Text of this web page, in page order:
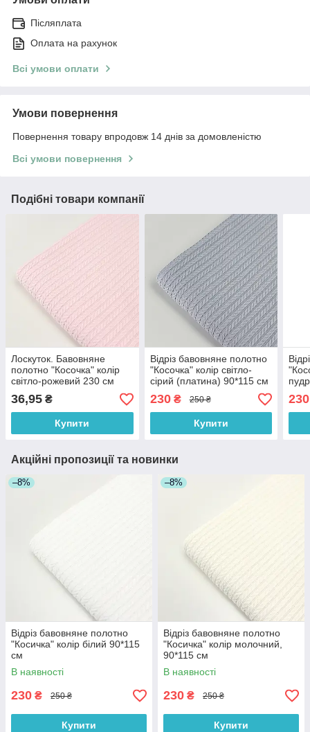
Післяплата
Оплата на рахунок
Всі умови оплати
Умови повернення
Повернення товару впродовж 14 днів за домовленістю
Всі умови повернення
Подібні товари компанії
Лоскуток. Бавовняне
полотно "Косочка" колір
світло-рожевий 230 см
ширина No QRG-09,
18*122 см
36,95 ₴
Купити
Відріз бавовняне полотно
"Косочка" колір світло-
сірий (платина) 90*115 см
230₴ 250 ₴
Купити
230
Акційні пропозиції та новинки
–8%
Відріз бавовняне полотно
"Косичка" колір білий 90*115
см
В наявності
230 ₴ 250 ₴
Купити
–8%
Відріз бавовняне полотно
"Косичка" колір молочний,
90*115 см
В наявності
230 ₴ 250 ₴
Купити